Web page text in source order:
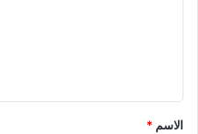
*
الاسم *